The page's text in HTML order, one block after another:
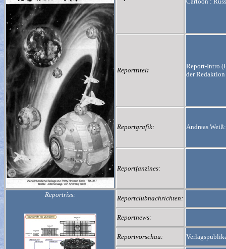
Reporttitel:
Report-Intro
der
Reportgrafik: Andreas
Reportfanzines:
Reportriss: Reportclubnachrichten:
Reportnews:
Reportvorschau: